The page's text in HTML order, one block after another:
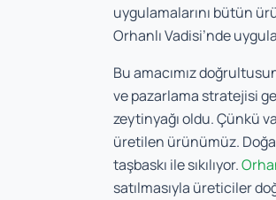
uygulamalarını bütün
Orhanlı Vadisi’nde
Bu amacımız
ve pazarlama stratejisi
zeytinyağı oldu. Çünkü
üretilen ürünümüz.
taşbaskı ile sıkılıyor.
satılmasıyla üreticiler